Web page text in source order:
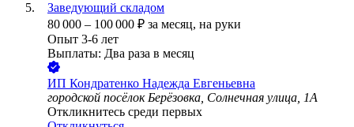
Заведующий складом
80 000 – 100 000 ₽ за месяц, на руки
Опыт 3-6 лет
Выплаты: Два раза в месяц
ИП Кондратенко Надежда Евгеньевна
городской посёлок Берёзовка, Солнечная улица, 1А
Откликнитесь среди первых